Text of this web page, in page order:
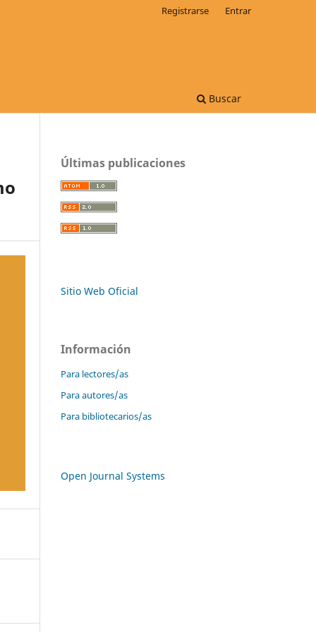
Buscar
Registrarse Entrar
Últimas publicaciones
Sitio Web Oficial
Información
Para lectores/as
Para autores/as
Para bibliotecarios/as
Open Journal Systems